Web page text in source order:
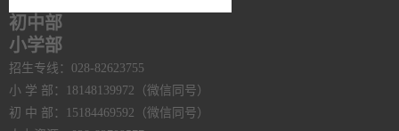
初中部
小学部
招生专线：028-82623755
小 学 部：18148139972（微信同号）
初 中 部：15184469592（微信同号）